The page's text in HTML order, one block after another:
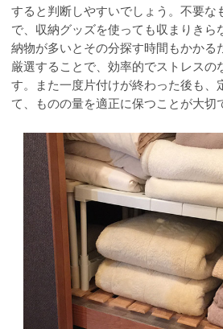
すると判断しやすいでしょう。不要な
で、収納グッズを使っても収まりきら
納物が多いとその分探す時間もかかる
厳選することで、効率的でストレスの
す。また一度片付けが終わった後も、
て、ものの量を適正に保つことが大切